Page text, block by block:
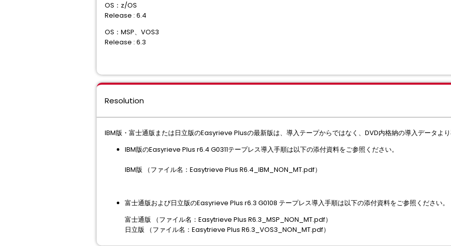
OS：z/OS
Release : 6.4
OS：MSP、VOS3
Release : 6.3
Resolution
IBM版・富士通版または日立版のEasyrieve Plusの最新版は、導入テープからではなく、DVD内格納の導入データより
IBM版のEasyrieve Plus r6.4 G0311テープレス導入手順は以下の添付資料をご参照ください。
IBM版 （ファイル名：Easytrieve Plus R6.4_IBM_NON_MT.pdf）
富士通版および日立版のEasyrieve Plus r6.3 G0108 テープレス導入手順は以下の添付資料をご参照ください。
富士通版 （ファイル名：Easytrieve Plus R6.3_MSP_NON_MT.pdf）
日立版 （ファイル名：Easytrieve Plus R6.3_VOS3_NON_MT.pdf）